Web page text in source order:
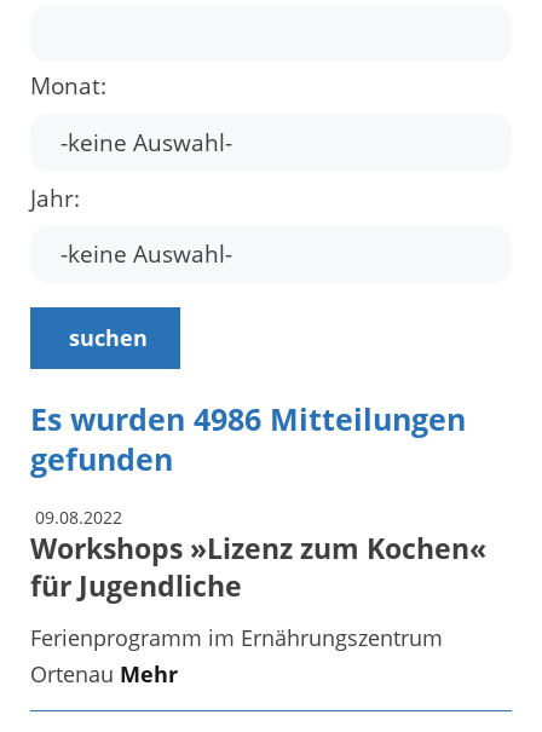
Monat:
Jahr:
suchen
Es wurden 4986 Mitteilungen
gefunden
09.08.2022
Workshops »Lizenz zum Kochen«
für Jugendliche
Ferienprogramm im Ernährungszentrum
Ortenau Mehr